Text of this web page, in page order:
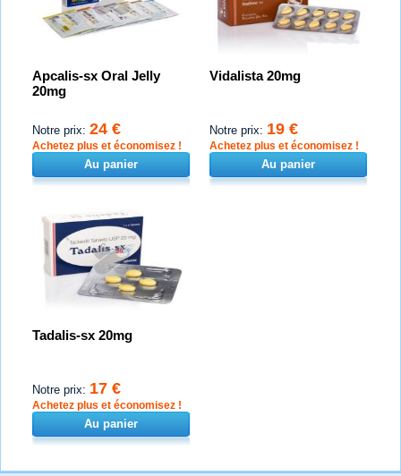
Apcalis-sx Oral Jelly
20mg
Notre prix: 24 €
Achetez plus et économisez !
Au panier
Vidalista 20mg
Notre prix: 19 €
Achetez plus et économisez !
Au panier
Tadalis-sx 20mg
Notre prix: 17 €
Achetez plus et économisez !
Au panier